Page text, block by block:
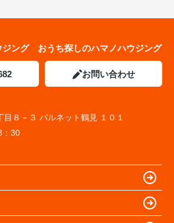
ジング おうち探しのハマノハウジング
お問い合わせ
８－３ パルネット鶴見 １０１
：30